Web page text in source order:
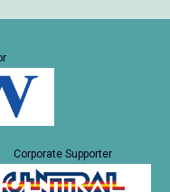
Corporate Supporter